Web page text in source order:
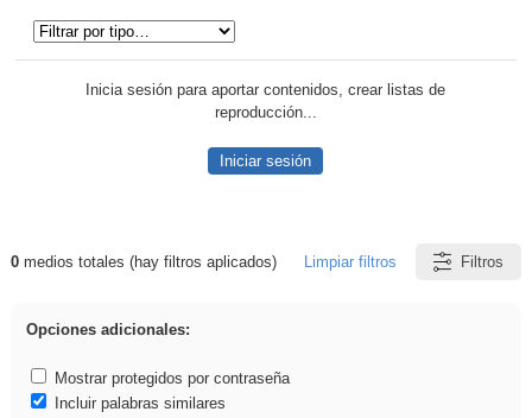
Inicia sesión para aportar contenidos, crear listas de
reproducción...
Iniciar sesión
Resultados de: regalo
0medios totales (hay filtros aplicados) Limpiar filtros Filtros
Opciones adicionales:
Mostrar protegidos por contraseña
Incluir palabras similares